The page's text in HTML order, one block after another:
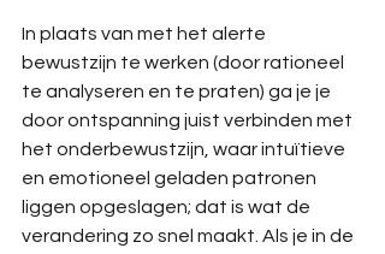
In plaats van met het alerte
bewustzijn te werken (door rationeel
te analyseren en te praten) ga je je
door ontspanning juist verbinden met
het onderbewustzijn, waar intuïtieve
en emotioneel geladen patronen
liggen opgeslagen; dat is wat de
verandering zo snel maakt. Als je in de